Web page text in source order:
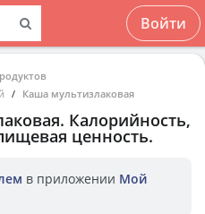
Войти
Каша мультизлаковая
. Калорийность,
ценность.
в приложении Мой